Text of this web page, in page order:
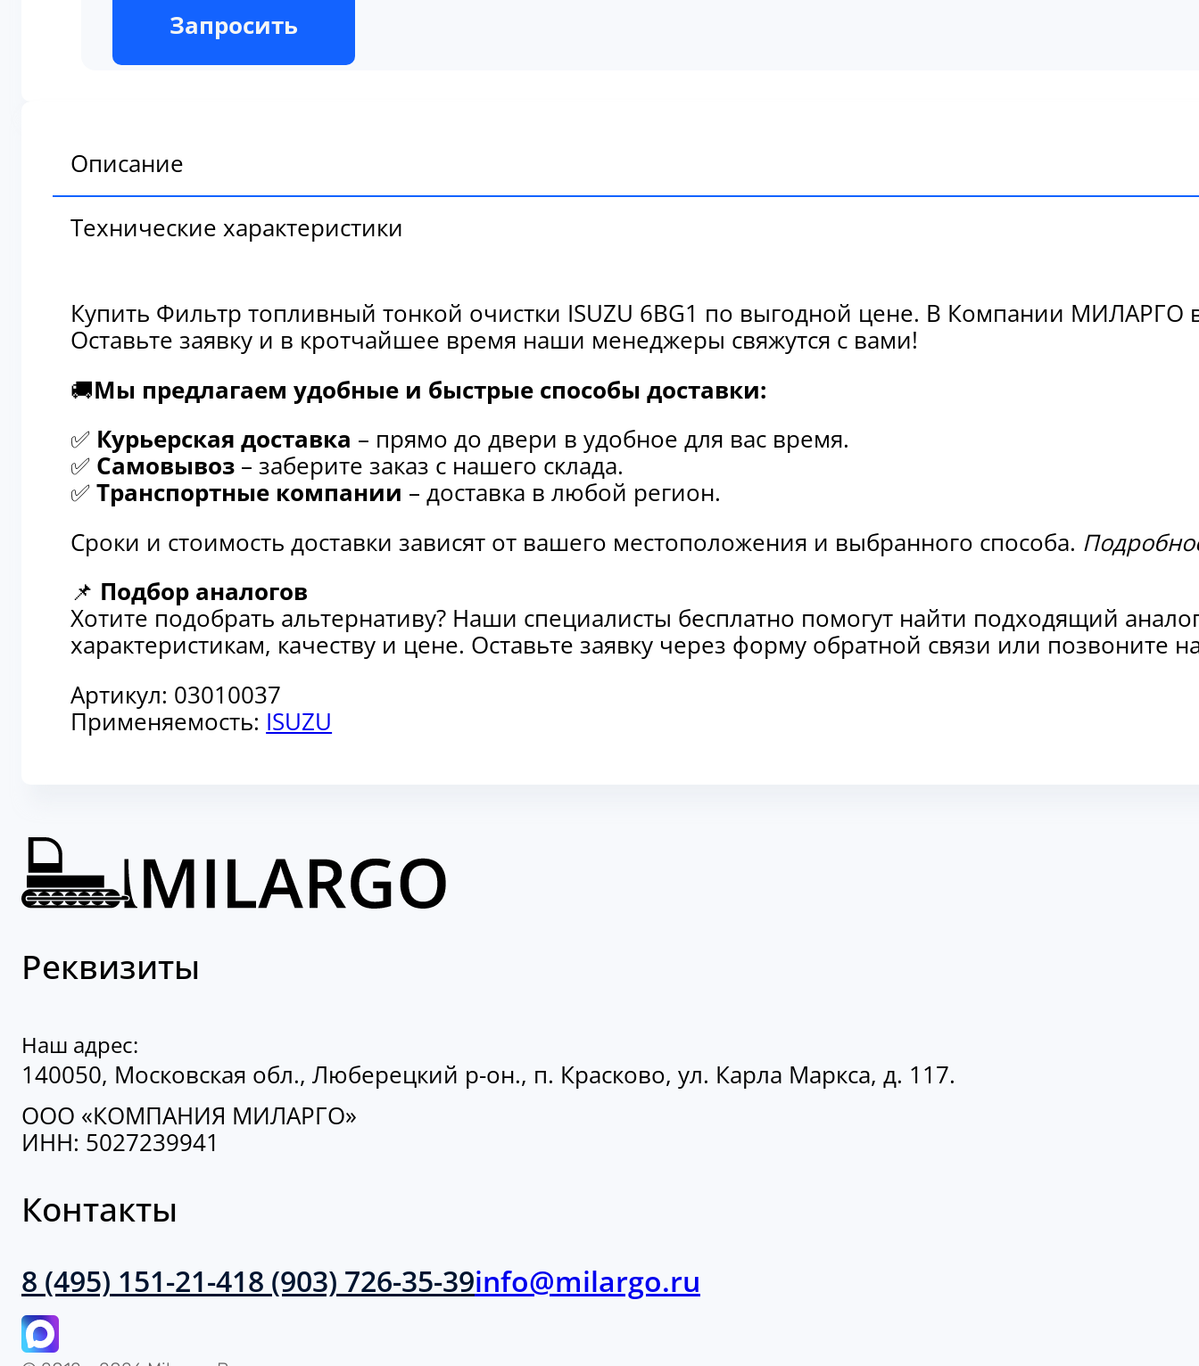
Запросить
Описание
Технические характеристики
Купить Фильтр топливный тонкой очистки ISUZU 6BG1 по выгодной цене. В Компании МИЛАРГО
Оставьте заявку и в кротчайшее время наши менеджеры свяжутся с вами!
🚚Мы предлагаем удобные и быстрые способы доставки:
✅ Курьерская доставка – прямо до двери в удобное для вас время.
✅ Самовывоз – заберите заказ с нашего склада.
✅ Транспортные компании – доставка в любой регион.
Сроки и стоимость доставки зависят от вашего местоположения и выбранного способа.
📌 Подбор аналогов
Хотите подобрать альтернативу? Наши специалисты бесплатно помогут найти подходящий
характеристикам, качеству и цене. Оставьте заявку через форму обратной связи или
Артикул: 03010037
Применяемость: ISUZU
Реквизиты
Наш адрес:
140050, Московская обл., Люберецкий р-он., п. Красково, ул. Карла Маркса, д. 117.
ООО «КОМПАНИЯ МИЛАРГО»
ИНН: 5027239941
Контакты
8 (495) 151-21-418 (903) 726-35-39info@milargo.ru